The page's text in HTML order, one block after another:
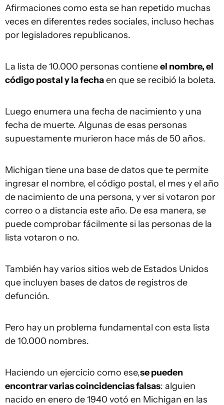
Afirmaciones como esta se han repetido muchas
veces en diferentes redes sociales, incluso hechas
por legisladores republicanos.
La lista de 10.000 personas contieneel nombre, el
código postal y la fechaen que se recibió la boleta.
Luego enumera una fecha de nacimiento y una
fecha de muerte. Algunas de esas personas
supuestamente murieron hace más de 50 años.
Michigan tiene una base de datos que te permite
ingresar el nombre, el código postal, el mes y el año
de nacimiento de una persona, y ver si votaron por
correo o a distancia este año. De esa manera, se
puede comprobar fácilmente si las personas de la
lista votaron o no.
También hay varios sitios web de Estados Unidos
que incluyen bases de datos de registros de
defunción.
Pero hay un problema fundamental con esta lista
de 10.000 nombres.
Haciendo un ejercicio como ese,se pueden
encontrar variascoincidencias falsas: alguien
nacido en enero de 1940 votó en Michigan en las